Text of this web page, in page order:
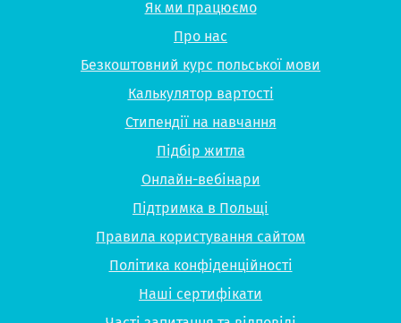
Про нас
Безкоштовний курс польської мови
Калькулятор вартості
Стипендії на навчання
Підбір житла
Онлайн-вебінари
Підтримка в Польщі
Правила користування сайтом
Політика конфіденційності
Наші сертифікати
Часті запитання та відповіді